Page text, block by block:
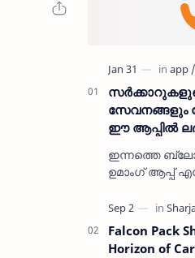
സേവനങ്ങളും
ഈ ആപ്പിൽ
UMANG APP
GOVT
ഇന്നത്തെ
ഉമാംഗ് ആപ്പ്
അത്
Falcon Pack
Horizon of